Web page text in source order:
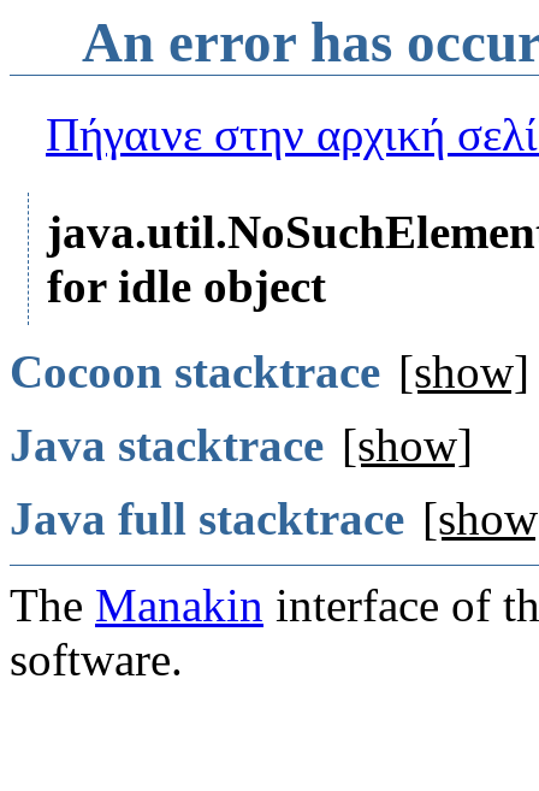
An error has
Πήγαινε στην αρχική
for idle object
Cocoon stacktrace [show]
Java stacktrace [show]
Java full stacktrace
The Manakin interface of
software.